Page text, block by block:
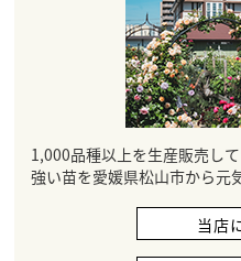
1,000品種以上を生産販売し
強い苗を愛媛県松山市から元
当店